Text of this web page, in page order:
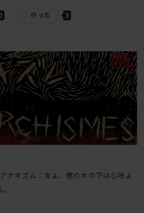
行った 3
ナキズム：友よ、樫の木の下は心地よ